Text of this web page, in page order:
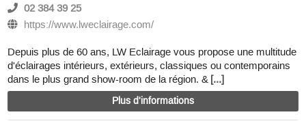
02 384 39 25
https://www.lweclairage.com/
Depuis plus de 60 ans, LW Eclairage vous propose une multitude
d'éclairages intérieurs, extérieurs, classiques ou contemporains
dans le plus grand show-room de la région. & [...]
Plus d'informations